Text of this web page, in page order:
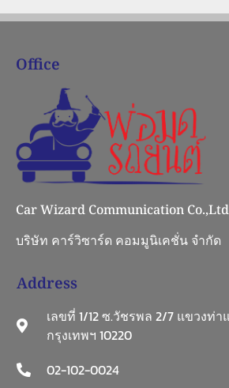
Office
Car Wizard Communication
บริษัท คาร์วิซาร์ด คอมมูนิเคชั่น จำกัด
Address
เลขที่ 1/12 ซ.วัชรพล 2/7 แขวงท่า
กรุงเทพฯ 10220
02-102-0024